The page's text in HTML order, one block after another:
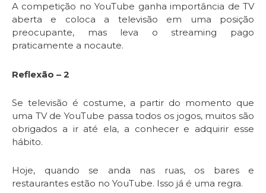
A competição no YouTube ganha importância de TV
aberta e coloca a televisão em uma posição
preocupante, mas leva o streaming pago
praticamente a nocaute.
Reflexão – 2
Se televisão é costume, a partir do momento que
uma TV de YouTube passa todos os jogos, muitos são
obrigados a ir até ela, a conhecer e adquirir esse
hábito.
Hoje, quando se anda nas ruas, os bares e
restaurantes estão no YouTube. Isso já é uma regra.